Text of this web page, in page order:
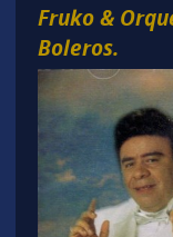
Fruko &
Boleros.